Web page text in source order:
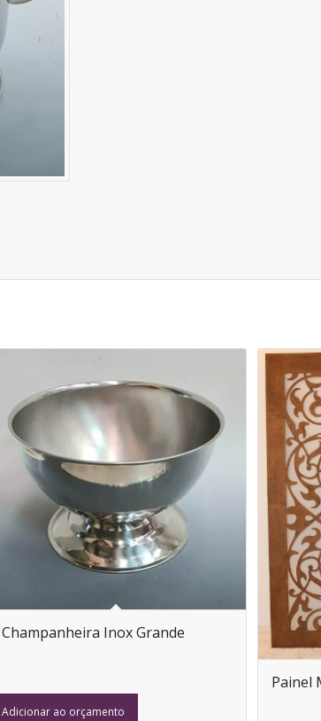
Champanheira Inox Grande
Adicionar ao orçamento
Painel